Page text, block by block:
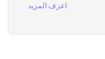
اعرف المزيد